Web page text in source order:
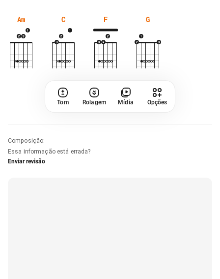
Am C F G
Tom Rolagem Mídia Opções
Composição:
Essa informação está errada?
Enviar revisão